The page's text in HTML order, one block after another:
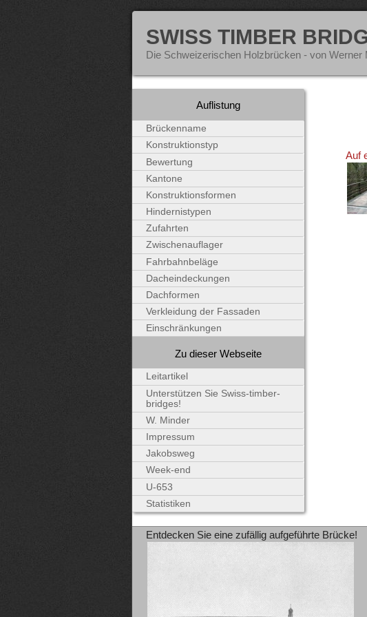
SWISS TIMBER
Die Schweizerischen Holzbrücken - von Werner
Auf
Auflistung
Brückenname
Konstruktionstyp
Bewertung
Kantone
Konstruktionsformen
Hindernistypen
Zufahrten
Zwischenauflager
Fahrbahnbeläge
Dacheindeckungen
Dachformen
Verkleidung der Fassaden
Einschränkungen
Zu dieser Webseite
Leitartikel
Unterstützen Sie Swiss-timber-
bridges!
W. Minder
Impressum
Jakobsweg
Week-end
U-653
Statistiken
Entdecken Sie eine zufällig aufgeführte Brücke!